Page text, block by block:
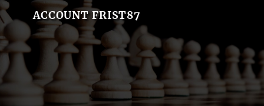
ACCOUNT FRIST87